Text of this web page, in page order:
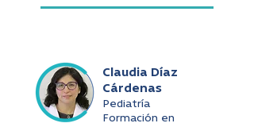
Claudia Díaz
Cárdenas
Pediatría
Formación en